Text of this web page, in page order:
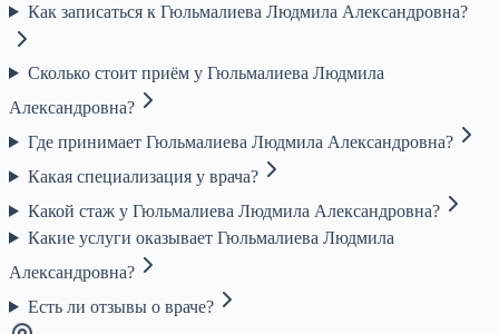
Как записаться к Гюльмалиева Людмила Александровна?
Сколько стоит приём у Гюльмалиева Людмила
Александровна?
Где принимает Гюльмалиева Людмила Александровна?
Какая специализация у врача?
Какой стаж у Гюльмалиева Людмила Александровна?
Какие услуги оказывает Гюльмалиева Людмила
Александровна?
Есть ли отзывы о враче?